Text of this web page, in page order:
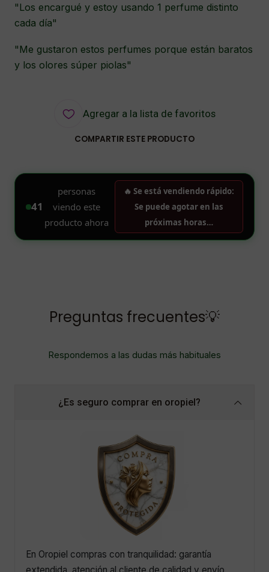
"Los encargué y estoy usando 1 perfume distinto
cada día"
"Me gustaron estos perfumes porque están baratos
y los olores súper piolas"
Agregar a la lista de favoritos
COMPARTIR ESTE PRODUCTO
Preguntas frecuentes💡
Respondemos a las dudas más habituales
¿Es seguro comprar en oropiel?
En Oropiel compras con tranquilidad: garantía